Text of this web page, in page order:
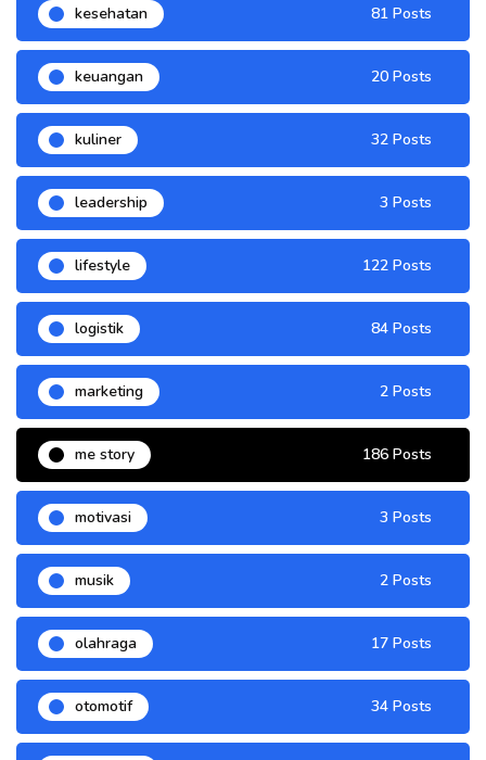
kesehatan 81 Posts
keuangan 20 Posts
kuliner 32 Posts
leadership 3 Posts
lifestyle 122 Posts
logistik 84 Posts
marketing 2 Posts
me story 186 Posts
motivasi 3 Posts
musik 2 Posts
olahraga 17 Posts
otomotif 34 Posts